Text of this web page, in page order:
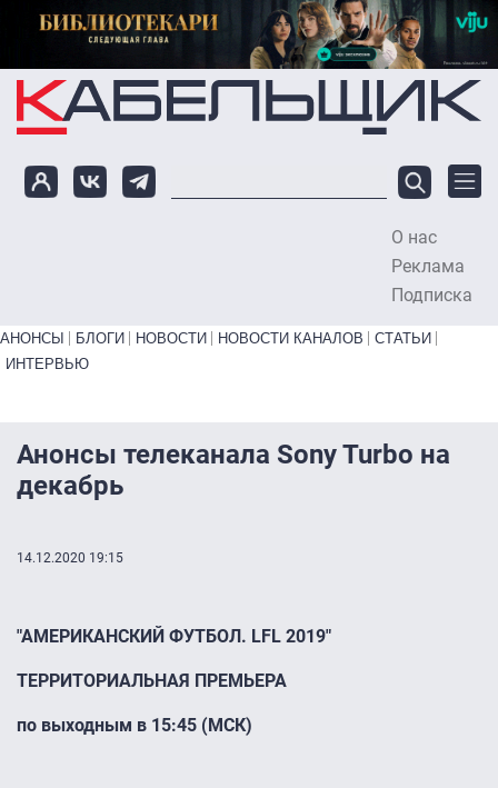
Перейти к основному содержанию
О нас
Реклама
Подписка
Primary links bottom
АНОНСЫ БЛОГИ НОВОСТИ НОВОСТИ КАНАЛОВ
СТАТЬИ
ИНТЕРВЬЮ
Анонсы телеканала Sony Turbo на
декабрь
14.12.2020 19:15
"АМЕРИКАНСКИЙ ФУТБОЛ. LFL 2019"
ТЕРРИТОРИАЛЬНАЯ ПРЕМЬЕРА
по выходным в 15:45 (МСК)